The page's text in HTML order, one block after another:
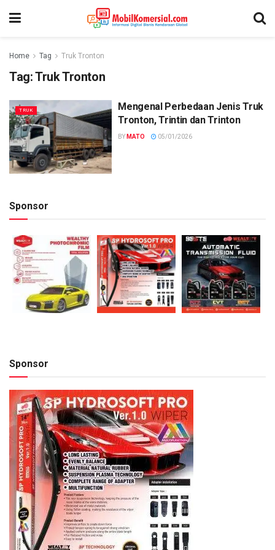
Home Tag Truk Tronton
Tag:Truk Tronton
TRUK
Mengenal Perbedaan Jenis Truk
Tronton, Trintin dan Trinton
BY MATO 05/01/2026
Sponsor
Sponsor